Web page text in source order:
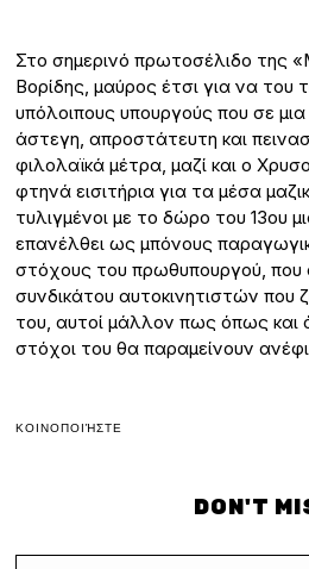
Στο σημερινό πρωτοσέλιδο της
Βορίδης, μαύρος έτσι για να του
υπόλοιπους υπουργούς που σε
άστεγη, απροστάτευτη και
φιλολαϊκά μέτρα, μαζί και ο
φτηνά εισιτήρια για τα μέσα
τυλιγμένοι με το δώρο του 13ου
επανέλθει ως μπόνους
στόχους του πρωθυπουργού, που
συνδικάτου αυτοκινητιστών που
του, αυτοί μάλλον πως όπως και
στόχοι του θα παραμείνουν
ΚΟΙΝΟΠΟΙΉΣΤΕ
DON'T